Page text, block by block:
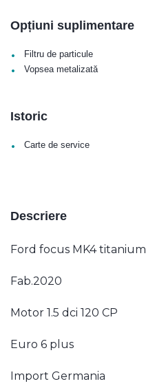
Opțiuni suplimentare
• Filtru de particule
• Vopsea metalizată
Istoric
• Carte de service
Descriere
Ford focus MK4 titanium
Fab.2020
Motor 1.5 dci 120 CP
Euro 6 plus
Import Germania